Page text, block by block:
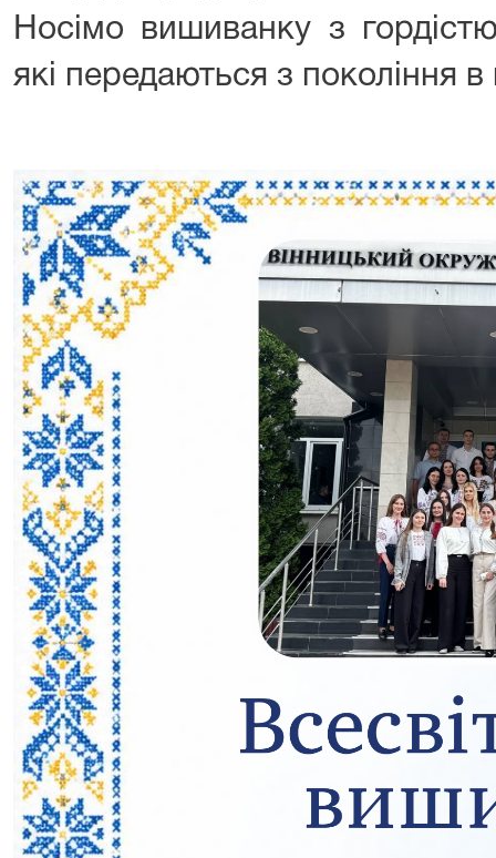
Носімо вишиванку з
які передаються з покоління в